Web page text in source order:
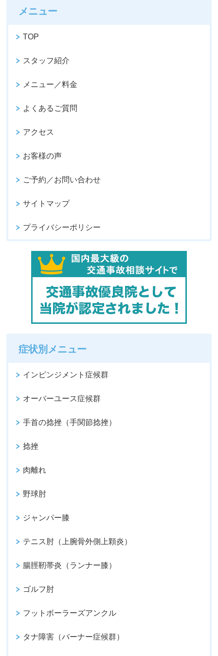
メニュー
TOP
スタッフ紹介
メニュー／料金
よくあるご質問
アクセス
お客様の声
ご予約／お問い合わせ
サイトマップ
プライバシーポリシー
症状別メニュー
インピンジメント症候群
オーバーユース症候群
手首の捻挫（手関節捻挫）
捻挫
肉離れ
野球肘
ジャンパー膝
テニス肘（上腕骨外側上顆炎）
腸脛靭帯炎（ランナー膝）
ゴルフ肘
フットボーラーズアンクル
タナ障害（バーナー症候群）